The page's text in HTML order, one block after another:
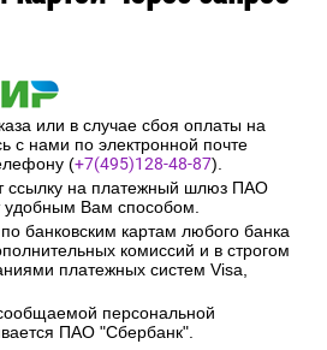
информация не будет
лицам за исключением
законодательством РФ.
через запрос
или в случае сбоя оплаты на
с нами по электронной почте
(
ссылку на платежный шлюз ПАО
удобным Вам способом.